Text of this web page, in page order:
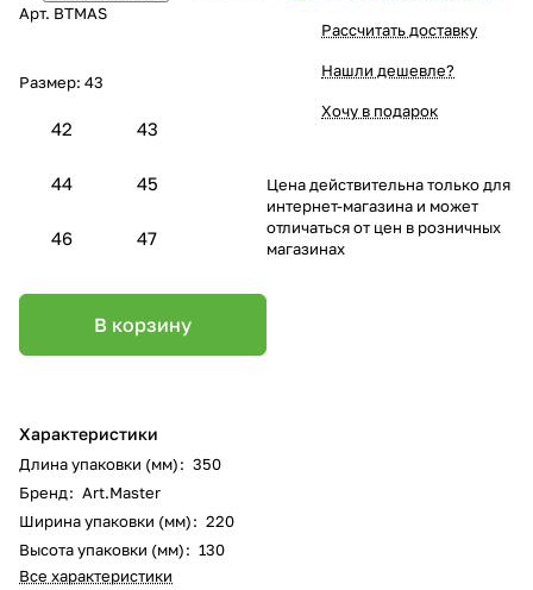
Арт. BTMAS
Размер: 43
42 43
44 45
46 47
В корзину
Характеристики
Длина упаковки (мм): 350
Бренд: Art.Master
Ширина упаковки (мм): 220
Высота упаковки (мм): 130
Все характеристики
Рассчитать доставку
Нашли дешевле?
Хочу в подарок
Цена действительна только для
интернет-магазина и может
отличаться от цен в розничных
магазинах